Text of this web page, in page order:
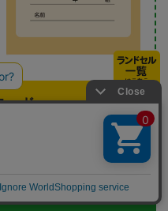
ード
オ